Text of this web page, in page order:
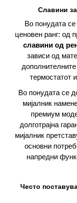
Славини
Во понудата
ценовен ранг: од
славини од
зависи од
термостатот
Во понудата се
мијалник
премиум
долготрајна
мијалник
основни
напредни
Често